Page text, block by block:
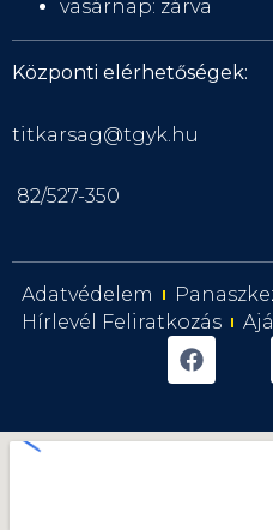
vasárnap: zárva
Központi elérhetőségek:
titkarsag@tgyk.hu
82/527-350
Adatvédelem
Hírlevél Feliratkozás